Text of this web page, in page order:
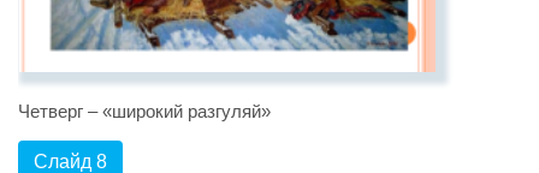
Четверг – «широкий разгуляй»
Слайд 8